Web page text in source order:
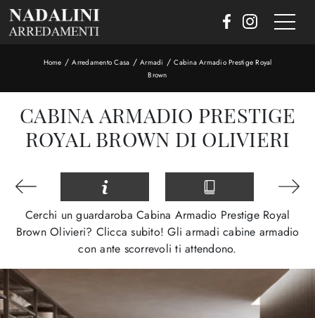
Home /Arredamento Casa / Armadi /Cabina Armadio Prestige Royal
Brown
CABINA ARMADIO PRESTIGE
ROYAL BROWN DI OLIVIERI
Cerchi un guardaroba Cabina Armadio Prestige Royal
Brown Olivieri? Clicca subito! Gli armadi cabine armadio
con ante scorrevoli ti attendono.